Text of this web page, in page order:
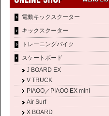
電動キックスクーター
キックスクーター
トレーニングバイク
スケートボード
J BOARD EX
V TRUCK
PIAOO／PIAOO EX mini
Air Surf
X BOARD